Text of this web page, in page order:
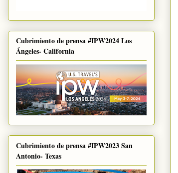
Cubrimiento de prensa #IPW2024 Los
Ángeles- California
Cubrimiento de prensa #IPW2023 San
Antonio- Texas